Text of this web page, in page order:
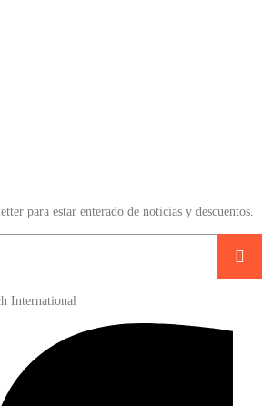
para estar enterado de noticias y descuentos.
International